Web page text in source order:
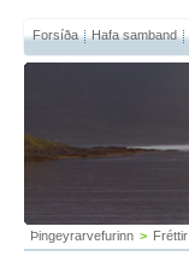
Forsíða Hafa samband
Þingeyrarvefurinn > Fréttir